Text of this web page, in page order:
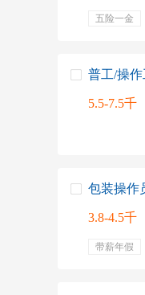
五险一金
普工/操作
5.5-7.5千
包装操作
3.8-4.5千
带薪年假